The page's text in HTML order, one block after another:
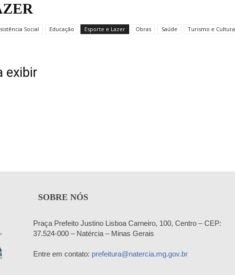
Social Educação Esporte e Lazer Obras Saúde Turismo e Cultura
exibir
SOBRE NÓS
Praça Prefeito Justino Lisboa Carneiro, 100, Centro – CEP:
37.524-000 – Natércia – Minas Gerais
Entre em contato: prefeitura@natercia.mg.gov.br